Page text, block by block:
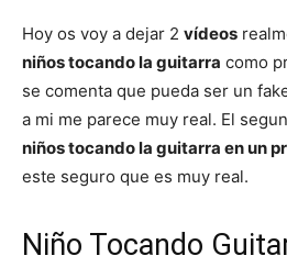
del
Hoy os voy a dejar 2 vídeos
niños tocando la guitarra como
se comenta que pueda ser un
a mi me parece muy real. El
niños tocando la guitarra en un
este seguro que es muy real.
Niño Tocando